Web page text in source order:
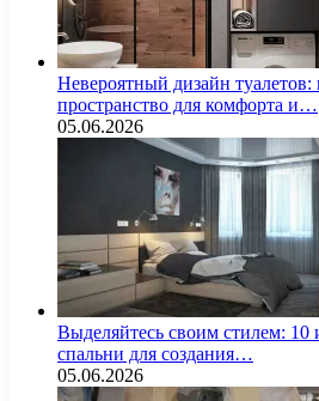
Невероятный дизайн туалетов:
пространство для комфорта и…
05.06.2026
Выделяйтесь своим стилем: 10
спальни для создания…
05.06.2026